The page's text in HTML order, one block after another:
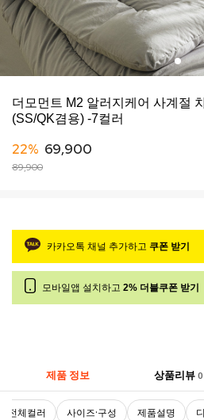
더모먼트 M2 알러지케어 사계절
(SS/QK겸용) -7컬러
22% 69,900
89,900
카카오톡 채널 추가하고 쿠폰 받기
모바일앱 설치하고 2% 더블쿠폰 받기
제품 정보 상품리뷰 0
전체컬러 사이즈·구성 제품설명